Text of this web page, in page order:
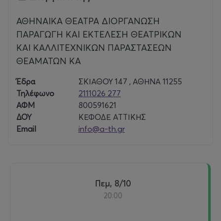
ΑΘΗΝΑΙΚΑ ΘΕΑΤΡΑ ΔΙΟΡΓΑΝΩΣΗ
ΠΑΡΑΓΩΓΗ ΚΑΙ ΕΚΤΕΛΕΣΗ ΘΕΑΤΡΙΚΩΝ
ΚΑΙ ΚΑΛΛΙΤΕΧΝΙΚΩΝ ΠΑΡΑΣΤΑΣΕΩΝ
ΘΕΑΜΑΤΩΝ ΚΑ
Έδρα
ΣΚΙΑΘΟΥ 147 , ΑΘΗΝΑ 11255
Τηλέφωνο
2111026 277
ΑΦΜ
800591621
ΔΟΥ
ΚΕΦΟΔΕ ΑΤΤΙΚΗΣ
Email
info@a-th.gr
Πεμ, 8/10
20:00